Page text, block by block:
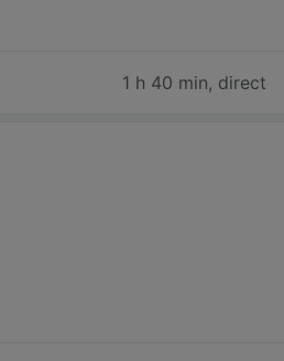
1 h 40 min, direct